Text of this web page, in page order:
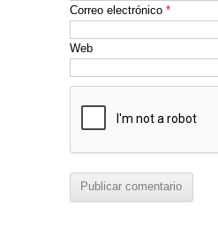
Correo electrónico *
Web